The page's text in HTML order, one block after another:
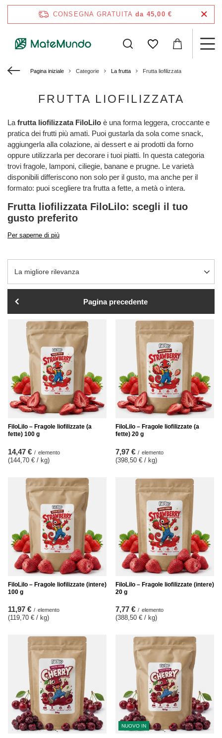
CONSEGNA GRATUITA da 45,00 €
Pagina iniziale Categorie La frutta Frutta liofilizzata
FRUTTA LIOFILIZZATA
La frutta liofilizzata FiloLilo è una forma leggera, croccante e
pratica dei frutti più amati. Puoi gustarla da sola come snack,
aggiungerla alla colazione, ai dessert e ai prodotti da forno
oppure utilizzarla per decorare i tuoi piatti. In questa categoria
trovi fragole, lamponi, ciliegie, banane e prugne. Le varietà
disponibili differiscono non solo per il gusto, ma anche per il
formato: puoi scegliere tra frutta a fette, a metà o intera.
Frutta liofilizzata FiloLilo: scegli il tuo
gusto preferito
Per saperne di più
Modifica ordinamento
La migliore rilevanza
Pagina precedente
FiloLilo – Fragole liofilizzate (a
fette) 100 g
14,47 € / elemento
(144,70 € / kg)
FiloLilo – Fragole liofilizzate (a
fette) 20 g
7,97 € / elemento
(398,50 € / kg)
FiloLilo – Fragole liofilizzate (intere)
100 g
11,97 € / elemento
(119,70 € / kg)
FiloLilo – Fragole liofilizzate (intere)
20 g
7,77 € / elemento
(388,50 € / kg)
NUOVO IN